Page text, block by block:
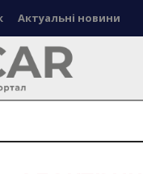
Актуальні новини